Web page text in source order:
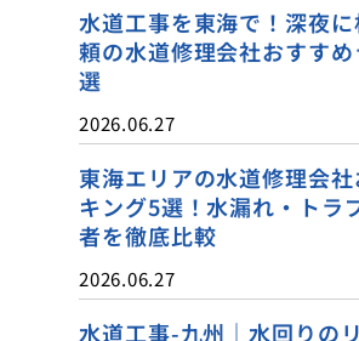
水道工事を東海で！深夜
頼の水道修理会社おすす
選
2026.06.27
東海エリアの水道修理会
キング5選！水漏れ・トラ
者を徹底比較
2026.06.27
水道工事-九州｜水回りの